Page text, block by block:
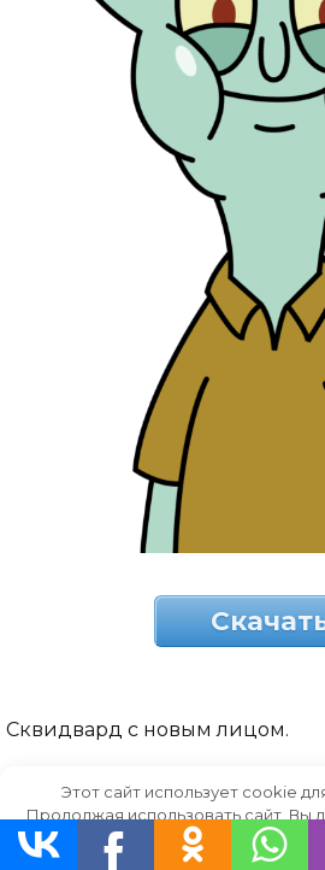
Сквидвард с новым лицом.
Этот сайт использует cookie
Продолжая использовать сайт, Вы
работу с этими